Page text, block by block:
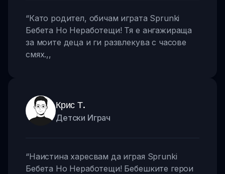
“Като родител, обичам играта Sprunki
Бебета Но Неработещи! Тя е ангажираща
за моите деца и ги развлекува с часове
смях.,,
Крис Т.
Детски Играч
“Наистина харесвам да играя Sprunki
Бебета Но Неработещи! Бебешките герои